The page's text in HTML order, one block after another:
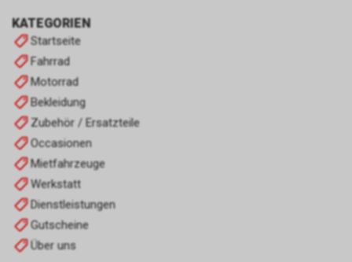
KATEGORIEN
Startseite
Fahrrad
Motorrad
Bekleidung
Zubehör / Ersatzteile
Occasionen
Mietfahrzeuge
Werkstatt
Dienstleistungen
Gutscheine
Über uns